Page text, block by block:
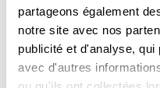
partageons également
notre site avec nos
publicité et d'analyse,
avec d'autres
Ihnen glauben." Wir
Raum, in dem fünf
nächsten an der Tür
vielleicht zwanzig